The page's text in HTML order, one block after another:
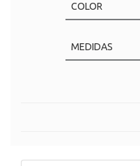
COLOR
MEDIDAS